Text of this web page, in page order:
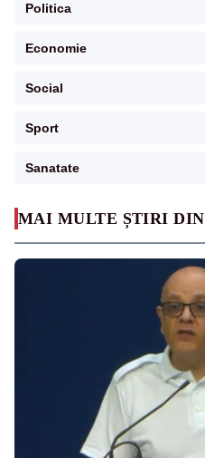
MAI MULTE ȘTIRI DIN
Politica
Economie
Social
Sport
Sanatate